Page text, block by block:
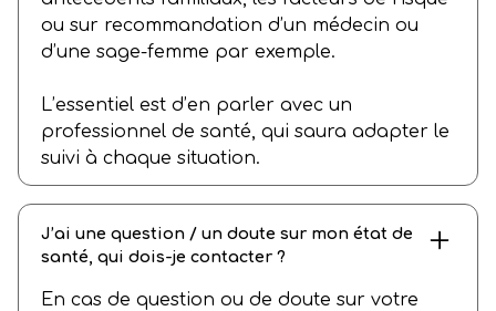
ou sur recommandation d’un médecin ou
d’une sage-femme par exemple.
L’essentiel est d’en parler avec un
professionnel de santé, qui saura adapter le
suivi à chaque situation.
J’ai une question / un doute sur mon état de
santé, qui dois-je contacter ?
En cas de question ou de doute sur votre